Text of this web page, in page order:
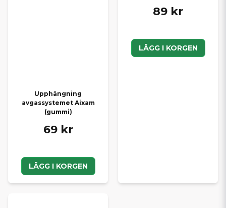
Upphängning
avgassystemet Aixam
(gummi)
69 kr
LÄGG I KORGEN
89 kr
LÄGG I KORGEN